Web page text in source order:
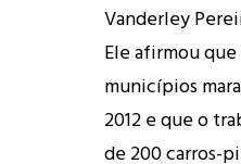
Vanderley
Ele afirmou
municípios
2012 e que o
de 200 carros-